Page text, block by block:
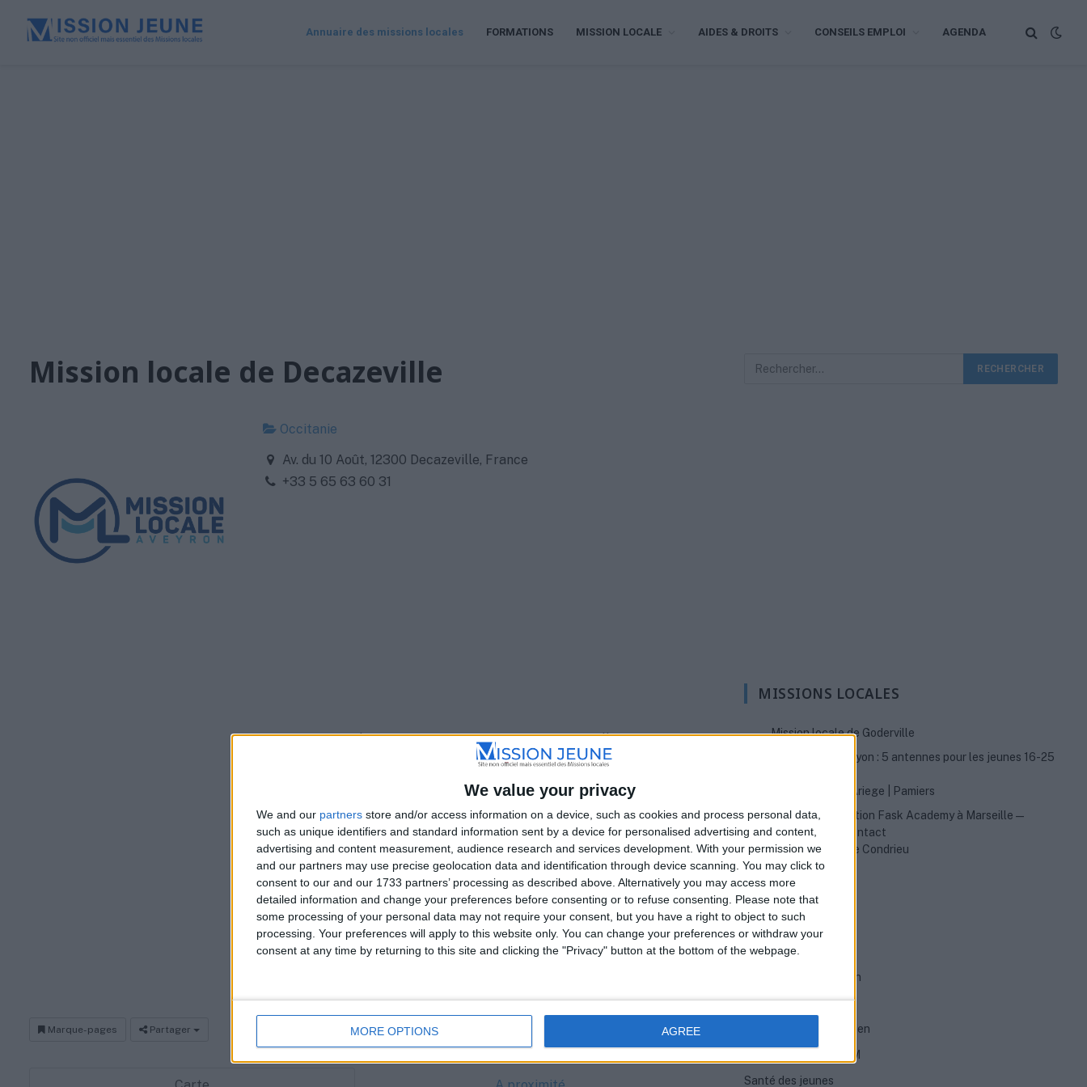
We value your privacy
We and our partners store and/or access information on a device, such as cookies and process personal data,
such as unique identifiers and standard information sent by a device for personalised advertising and content,
advertising and content measurement, audience research and services development. With your permission we
and our partners may use precise geolocation data and identification through device scanning. You may click to
consent to our and our 1733 partners’ processing as described above. Alternatively you may access more
detailed information and change your preferences before consenting or to refuse consenting.
Please note that
some processing of your personal data may not require your consent, but you have a right to object to such
processing. Your preferences will apply to this website only. You can change your preferences or withdraw your
consent at any time by returning to this site and clicking the "Privacy" button at the bottom of the webpage.
MORE OPTIONS AGREE
Annuaire des missions locales FORMATIONS MISSION LOCALE AIDES & DROITS CONSEILS EMPLOI AGENDA
Mission locale de Decazeville
Occitanie
Av. du 10 Août, 12300 Decazeville, France
+33 5 65 63 60 31
La Mission Locale Aveyron, avec son antenne à Decazeville, offre un
soutien essentiel aux jeunes de 16 à 25 ans dans leur insertion
professionnelle et sociale. Voici les détails de cette antenne et les
Antenne de Decazeville
Email:decazeville@mlaveyron.org
Horaires: Lundi à Jeudi de 9h à 12h30 et de 13h30 à 17h30, Vendredi
de 9h à 12h30 et de 13h30 à 16h30
Marque-pages Partager
MISSIONS LOCALES
Mission locale de Goderville
Mission Locale Lyon : 5 antennes pour les jeunes 16-25
Mission Locale Ariege | Pamiers
École de production Fask Academy à Marseille —
formations et contact
Mission locale de Condrieu
CATEGORIES
Aides Financières
Évolution et formation
Permis & Mobilité
Préparation à l'entretien
Rédaction de CV & LM
Santé des jeunes